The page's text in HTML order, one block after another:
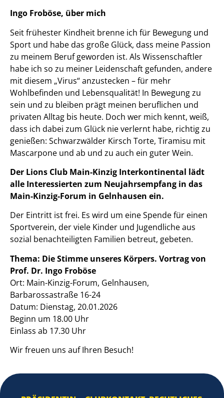
Ingo Froböse, über mich
Seit frühester Kindheit brenne ich für Bewegung und
Sport und habe das große Glück, dass meine Passion
zu meinem Beruf geworden ist. Als Wissenschaftler
habe ich so zu meiner Leidenschaft gefunden, andere
mit diesem „Virus“ anzustecken – für mehr
Wohlbefinden und Lebensqualität! In Bewegung zu
sein und zu bleiben prägt meinen beruflichen und
privaten Alltag bis heute. Doch wer mich kennt, weiß,
dass ich dabei zum Glück nie verlernt habe, richtig zu
genießen: Schwarzwälder Kirsch Torte, Tiramisu mit
Mascarpone und ab und zu auch ein guter Wein.
Der Lions Club Main-Kinzig Interkontinental lädt
alle Interessierten zum Neujahrsempfang in das
Main-Kinzig-Forum in Gelnhausen ein.
Der Eintritt ist frei. Es wird um eine Spende für einen
Sportverein, der viele Kinder und Jugendliche aus
sozial benachteiligten Familien betreut, gebeten.
Thema: Die Stimme unseres Körpers. Vortrag von
Prof. Dr. Ingo Froböse
Ort: Main-Kinzig-Forum, Gelnhausen,
Barbarossastraße 16-24
Datum: Dienstag, 20.01.2026
Beginn um 18.00 Uhr
Einlass ab 17.30 Uhr
Wir freuen uns auf Ihren Besuch!